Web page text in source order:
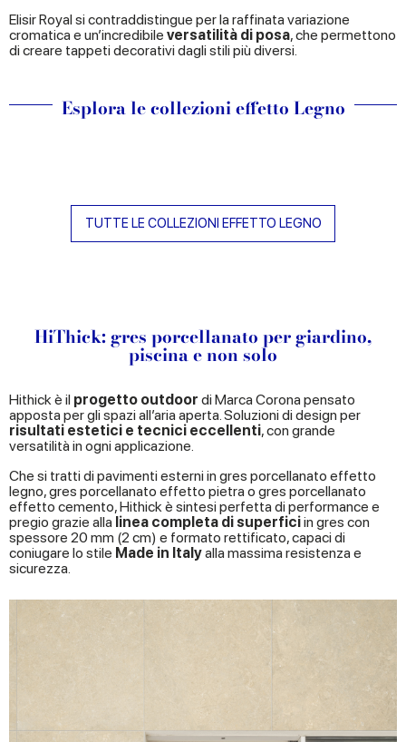
Elisir Royal si contraddistingue per la raffinata variazione
cromatica e un’incredibile versatilità di posa, che permettono
di creare tappeti decorativi dagli stili più diversi.
Esplora le collezioni effetto Legno
TUTTE LE COLLEZIONI EFFETTO LEGNO
HiThick: gres porcellanato per giardino,
piscina e non solo
Hithick è il progetto outdoor di Marca Corona pensato
apposta per gli spazi all’aria aperta. Soluzioni di design per
risultati estetici e tecnici eccellenti, con grande
versatilità in ogni applicazione.
Che si tratti di pavimenti esterni in gres porcellanato effetto
legno, gres porcellanato effetto pietra o gres porcellanato
effetto cemento, Hithick è sintesi perfetta di performance e
pregio grazie alla linea completa di superficiin gres con
spessore 20 mm (2 cm) e formato rettificato, capaci di
coniugare lo stile Made in Italyalla massima resistenza e
sicurezza.